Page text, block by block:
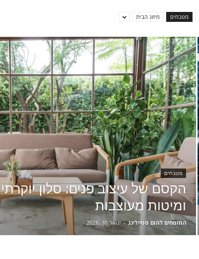
מטבחים מיזוג הבית
מטבחים
הקסם של עיצוב פנים: סלון יוקרתי
ומיטות מעוצבות
המומחים להום סטיילינג - ינואר 10, 2026